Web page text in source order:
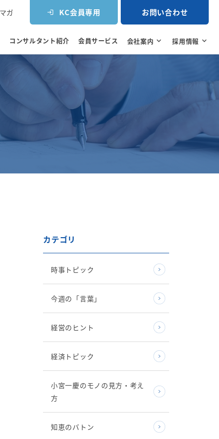
ガ login KC会員専用 お問い合わせ
コンサルタント紹介 会員サービス 会社案内 expand_more 採用情報 expand_more
カテゴリ
時事トピック
今週の「言葉」
経営のヒント
経済トピック
小宮一慶のモノの見方・考え
方
知恵のバトン